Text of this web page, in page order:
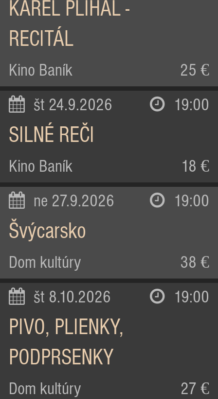
KAREL PLÍHAL -
RECITÁL
Kino Baník 25 €
št 24.9.2026 19:00
SILNÉ REČI
Kino Baník 18 €
ne 27.9.2026 19:00
Švýcarsko
Dom kultúry 38 €
št 8.10.2026 19:00
PIVO, PLIENKY,
PODPRSENKY
Dom kultúry 27 €